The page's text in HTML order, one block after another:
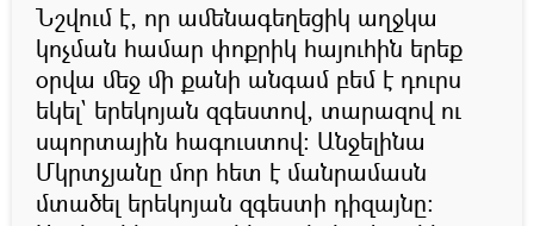
Նշվում է, որ ամենագեղեցիկ աղջկա
կոչման համար փոքրիկ հայուհին երեք
օրվա մեջ մի քանի անգամ բեմ է դուրս
եկել` երեկոյան զգեստով, տարազով ու
սպորտային հագուստով։ Անջելինա
Մկրտչյանը մոր հետ է մանրամասն
մտածել երեկոյան զգեստի դիզայնը։